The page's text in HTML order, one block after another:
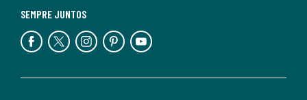
SEMPRE JUNTOS